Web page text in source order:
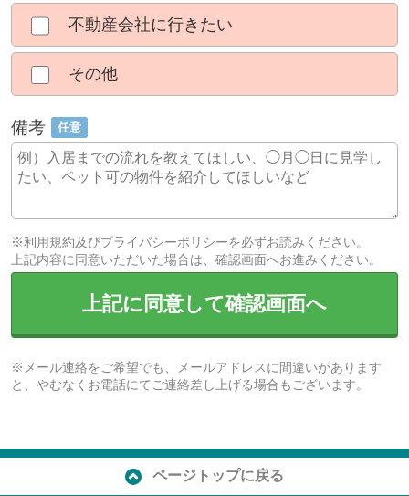
不動産会社に行きたい
その他
備考 任意
※利用規約及びプライバシーポリシーを必ずお読みください。
上記内容に同意いただいた場合は、確認画面へお進みください。
上記に同意して確認画面へ
※メール連絡をご希望でも、メールアドレスに間違いがあります
と、やむなくお電話にてご連絡差し上げる場合もございます。
ページトップに戻る